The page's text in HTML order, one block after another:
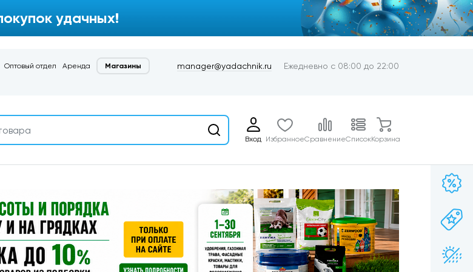
удачных!
Оптовый отдел Аренда Магазины manager@yadachnik.ru Ежедневно с 08:00 до 22:00
Вход ИзбранноеСравнениеСписокКорзина